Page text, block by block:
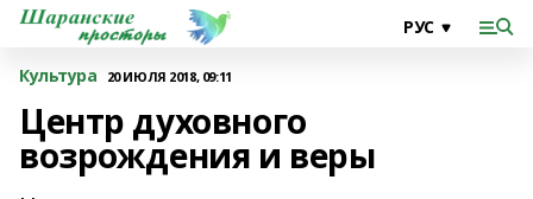
Культура 20 ИЮЛЯ 2018, 09:11
Центр духовного
возрождения и веры